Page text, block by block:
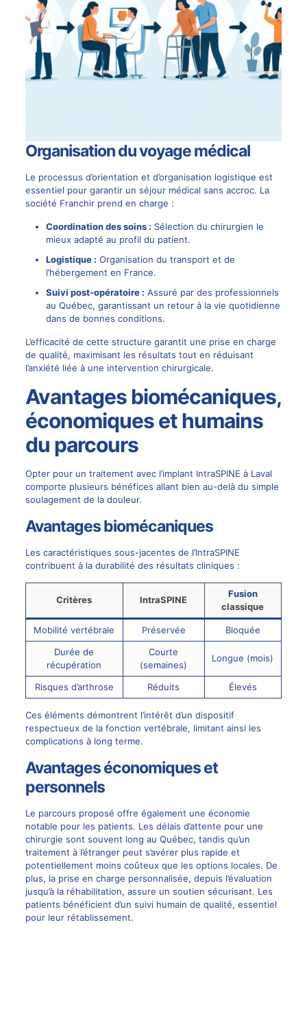
Organisation du voyage médical
Le processus d’orientation et d’organisation logistique est
essentiel pour garantir un séjour médical sans accroc. La
société Franchirprend en charge :
Coordination des soins : Sélection du chirurgien le
mieux adapté au profil du patient.
Logistique : Organisation du transport et de
l’hébergement en France.
Suivi post-opératoire : Assuré par des professionnels
au Québec, garantissant un retour à la vie quotidienne
dans de bonnes conditions.
L’efficacité de cette structure garantit une prise en charge
de qualité, maximisant les résultats tout en réduisant
l’anxiété liée à une intervention chirurgicale.
Avantages biomécaniques,
économiques et humains
du parcours
Opter pour un traitement avec l’implant IntraSPINE à Laval
comporte plusieurs bénéfices allant bien au-delà du simple
soulagement de la douleur.
Avantages biomécaniques
Les caractéristiques sous-jacentes de l’IntraSPINE
contribuent à la durabilité des résultats cliniques :
Critères IntraSPINE
Fusion
classique
Mobilité vertébrale Préservée
Bloquée
Durée de
récupération
Courte
(semaines)
Longue (mois)
Risques d’arthrose Réduits Élevés
Ces éléments démontrent l’intérêt d’un dispositif
respectueux de la fonction vertébrale, limitant ainsi les
complications à long terme.
Avantages économiques et
personnels
Le parcours proposé offre également une économie
notable pour les patients. Les délais d’attente pour une
chirurgie sont souvent long au Québec, tandis qu’un
traitement à l’étranger peut s’avérer plus rapide et
potentiellement moins coûteux que les options locales. De
plus, la prise en charge personnalisée, depuis l’évaluation
jusqu’à la réhabilitation, assure un soutien sécurisant. Les
patients bénéficient d’un suivi humain de qualité, essentiel
pour leur rétablissement.